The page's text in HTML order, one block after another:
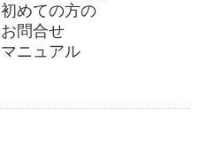
初めての方の
お問合せ
マニュアル